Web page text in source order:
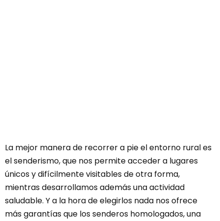
La mejor manera de recorrer a pie el entorno rural es
el senderismo, que nos permite acceder a lugares
únicos y difícilmente visitables de otra forma,
mientras desarrollamos además una actividad
saludable. Y a la hora de elegirlos nada nos ofrece
más garantías que los senderos homologados, una